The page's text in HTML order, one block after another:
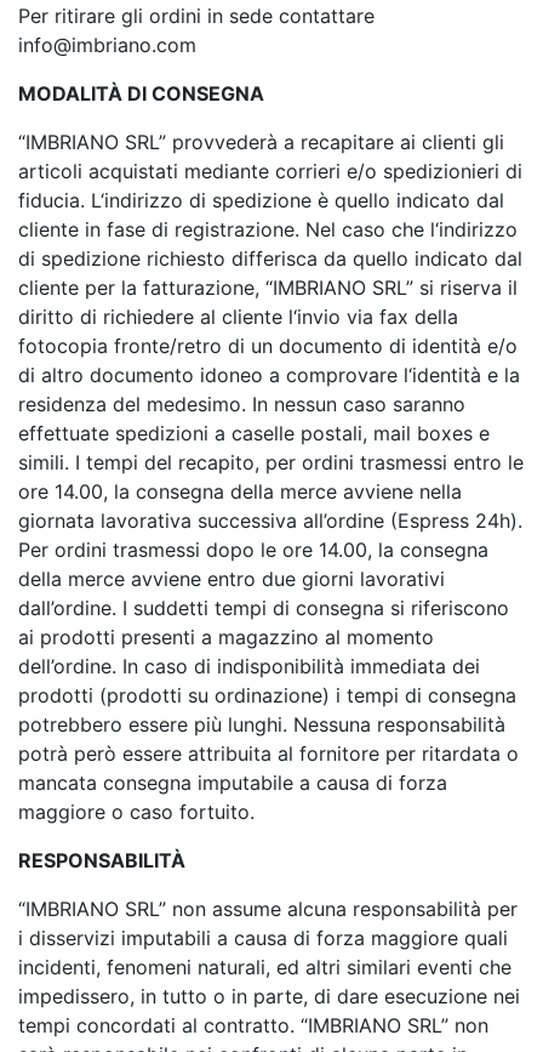
Per ritirare gli ordini in sede contattare
info@imbriano.com
MODALITÀ DI CONSEGNA
“IMBRIANO SRL” provvederà a recapitare ai clienti gli
articoli acquistati mediante corrieri e/o spedizionieri di
fiducia. L‘indirizzo di spedizione è quello indicato dal
cliente in fase di registrazione. Nel caso che l‘indirizzo
di spedizione richiesto differisca da quello indicato dal
cliente per la fatturazione, “IMBRIANO SRL” si riserva il
diritto di richiedere al cliente l‘invio via fax della
fotocopia fronte/retro di un documento di identità e/o
di altro documento idoneo a comprovare l‘identità e la
residenza del medesimo. In nessun caso saranno
effettuate spedizioni a caselle postali, mail boxes e
simili. I tempi del recapito, per ordini trasmessi entro le
ore 14.00, la consegna della merce avviene nella
giornata lavorativa successiva all’ordine (Espress 24h).
Per ordini trasmessi dopo le ore 14.00, la consegna
della merce avviene entro due giorni lavorativi
dall’ordine. I suddetti tempi di consegna si riferiscono
ai prodotti presenti a magazzino al momento
dell’ordine. In caso di indisponibilità immediata dei
prodotti (prodotti su ordinazione) i tempi di consegna
potrebbero essere più lunghi. Nessuna responsabilità
potrà però essere attribuita al fornitore per ritardata o
mancata consegna imputabile a causa di forza
maggiore o caso fortuito.
RESPONSABILITÀ
“IMBRIANO SRL” non assume alcuna responsabilità per
i disservizi imputabili a causa di forza maggiore quali
incidenti, fenomeni naturali, ed altri similari eventi che
impedissero, in tutto o in parte, di dare esecuzione nei
tempi concordati al contratto. “IMBRIANO SRL” non